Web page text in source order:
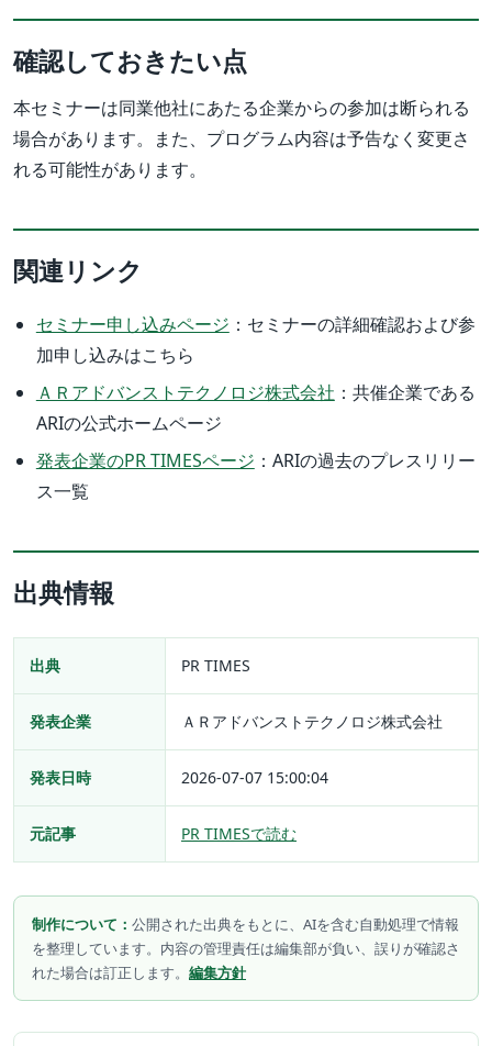
確認しておきたい点
本セミナーは同業他社にあたる企業からの参加は断られる
場合があります。また、プログラム内容は予告なく変更さ
れる可能性があります。
関連リンク
セミナー申し込みページ ：セミナーの詳細確認および参
加申し込みはこちら
ＡＲアドバンストテクノロジ株式会社 ：共催企業である
ARIの公式ホームページ
発表企業のPR TIMESページ ：ARIの過去のプレスリリー
ス一覧
出典情報
出典 PR TIMES
発表企業 ＡＲアドバンストテクノロジ株式会社
発表日時 2026-07-07 15:00:04
元記事 PR TIMESで読む
制作について： 公開された出典をもとに、AIを含む自動処理で情報
を整理しています。内容の管理責任は編集部が負い、誤りが確認さ
れた場合は訂正します。 編集方針